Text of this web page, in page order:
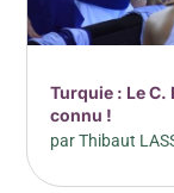
Turquie : Le
connu !
parThibaut